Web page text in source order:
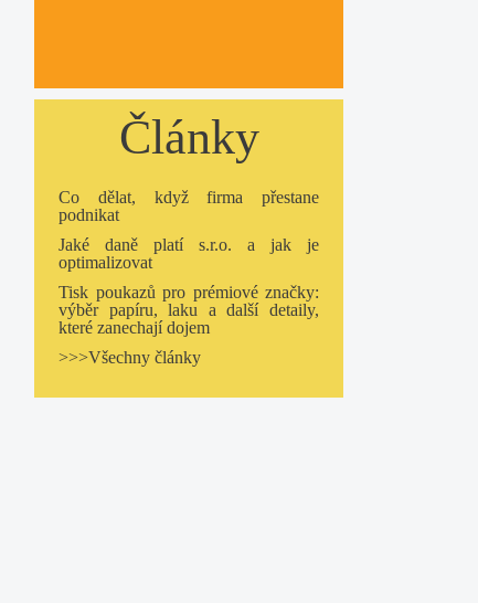
Články
Co dělat, když firma přestane
podnikat
Jaké daně platí s.r.o. a jak je
optimalizovat
Tisk poukazů pro prémiové značky:
výběr papíru, laku a další detaily,
které zanechají dojem
>>>Všechny články